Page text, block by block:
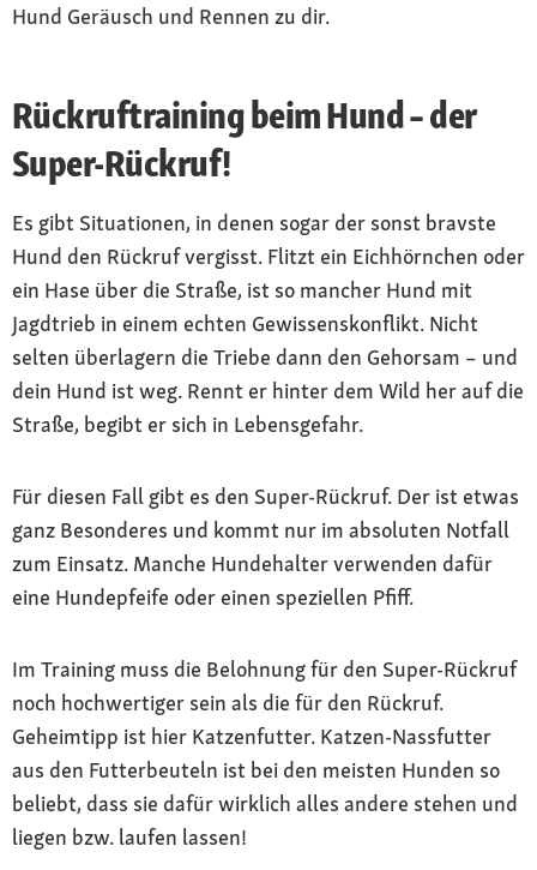
Hund Geräusch und Rennen zu dir.
Rückruftraining beim Hund – der
Super-Rückruf!
Es gibt Situationen, in denen sogar der sonst bravste
Hund den Rückruf vergisst. Flitzt ein Eichhörnchen oder
ein Hase über die Straße, ist so mancher Hund mit
Jagdtrieb in einem echten Gewissenskonflikt. Nicht
selten überlagern die Triebe dann den Gehorsam – und
dein Hund ist weg. Rennt er hinter dem Wild her auf die
Straße, begibt er sich in Lebensgefahr.
Für diesen Fall gibt es den Super-Rückruf. Der ist etwas
ganz Besonderes und kommt nur im absoluten Notfall
zum Einsatz. Manche Hundehalter verwenden dafür
eine Hundepfeife oder einen speziellen Pfiff.
Im Training muss die Belohnung für den Super-Rückruf
noch hochwertiger sein als die für den Rückruf.
Geheimtipp ist hier Katzenfutter. Katzen-Nassfutter
aus den Futterbeuteln ist bei den meisten Hunden so
beliebt, dass sie dafür wirklich alles andere stehen und
liegen bzw. laufen lassen!